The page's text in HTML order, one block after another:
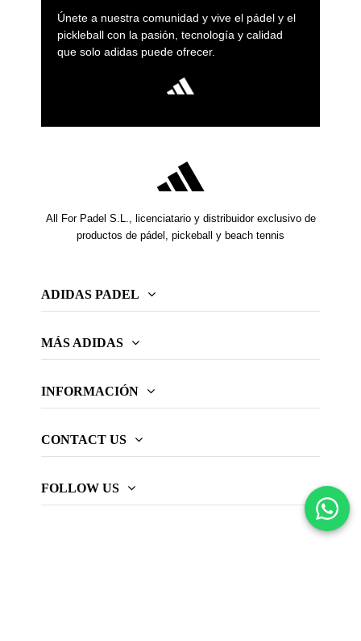
Únete a nuestra comunidad y vive el pádel y el
pickleball con la pasión, tecnología y calidad
que solo adidas puede ofrecer.
All For Padel S.L., licenciatario y distribuidor exclusivo de
productos de pádel, pickeball y beach tennis
ADIDAS PADEL
MÁS ADIDAS
INFORMACIÓN
CONTACT US
FOLLOW US